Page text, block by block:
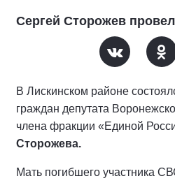
Сергей Сторожев
В Лискинском районе
граждан депутата
члена фракции «Единой
Сторожева.
Мать погибшего участника